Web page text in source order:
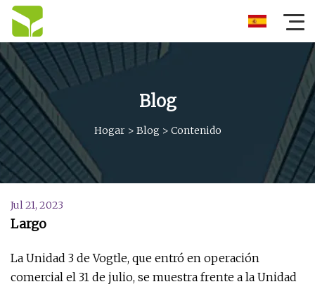
Blog
Hogar> Blog > Contenido
Jul 21, 2023
Largo
La Unidad 3 de Vogtle, que entró en operación
comercial el 31 de julio, se muestra frente a la Unidad